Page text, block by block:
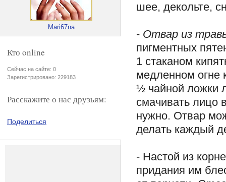
шее, декольте,
- Отвар из
пигментных
1 стаканом
медленном огне
½ чайной ложки
смачивать лицо
нужно. Отвар
делать каждый
- Настой из
придания им
Mari67na
Кто online
Сейчас на сайте: 0
Зарегистрировано: 229183
Расскажите о нас друзьям:
Поделиться